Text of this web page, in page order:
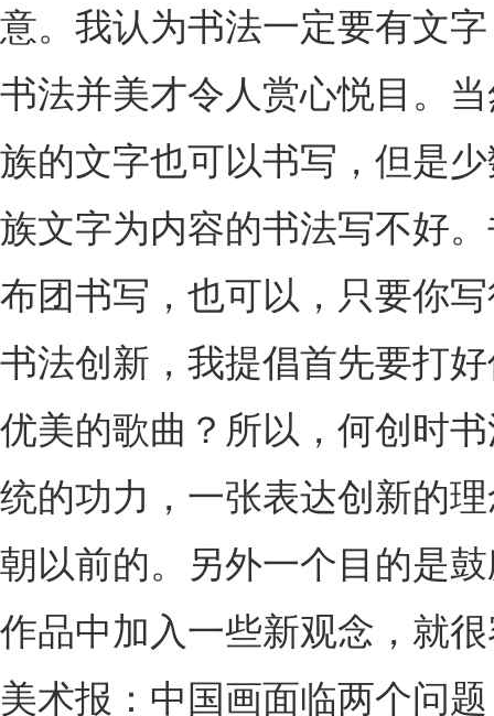
意。我认为书法一定要有文
书法并美才令人赏心悦目。
族的文字也可以书写，但是
族文字为内容的书法写不好
布团书写，也可以，只要你
书法创新，我提倡首先要打
优美的歌曲？所以，何创时
统的功力，一张表达创新的
朝以前的。另外一个目的是
作品中加入一些新观念，就
美术报：中国画面临两个问